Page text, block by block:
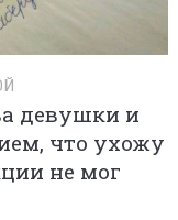
девушки и
что ухожу
не мог